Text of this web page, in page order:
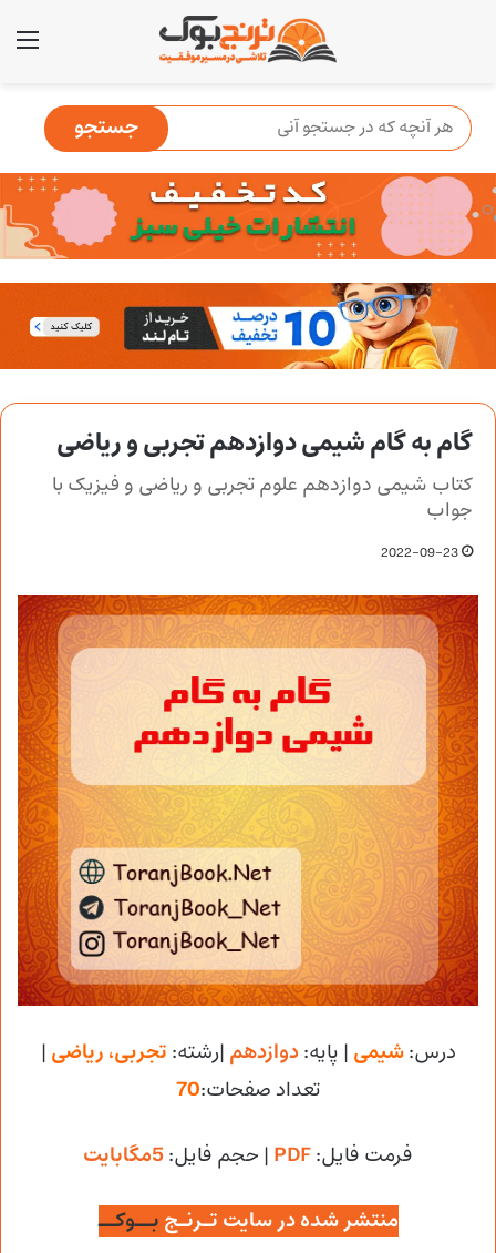
گام به گام شیمی دوازدهم تجربی و ریاضی
کتاب شیمی دوازدهم علوم تجربی و ریاضی و فیزیک با
جواب
2022-09-23
درس:شیمی | پایه:دوازدهم |رشته: تجربی، ریاضی |
تعداد صفحات:70
فرمت فایل:PDF | حجم فایل:
منتشر شده در سایت تـرنـج بــوکــ